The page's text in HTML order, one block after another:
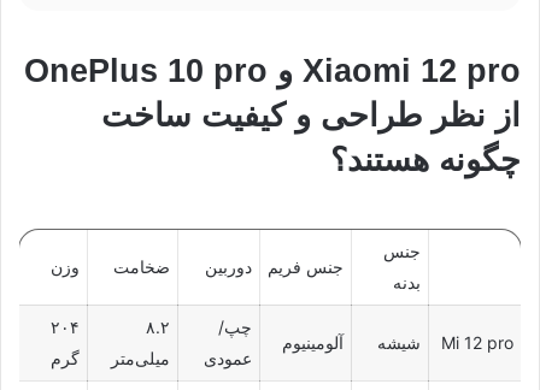
Xiaomi 12 pro و OnePlus 10 pro
از نظر طراحی و کیفیت ساخت
چگونه هستند؟
جنس
بدنه
جنس فریم دوربین ضخامت وزن
Mi 12 pro شیشه آلومینیوم
چپ/
عمودی
۸.۲
میلی‌متر
۲۰۴
گرم